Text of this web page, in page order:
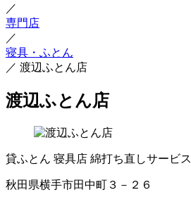
／
専門店
／
寝具・ふとん
／ 渡辺ふとん店
渡辺ふとん店
貸ふとん 寝具店 綿打ち直しサービス
秋田県横手市田中町３－２６